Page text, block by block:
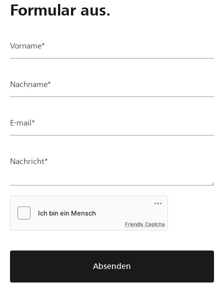
Formular aus.
Vorname*
Nachname*
E-mail*
Nachricht*
Friendly Captcha
Absenden